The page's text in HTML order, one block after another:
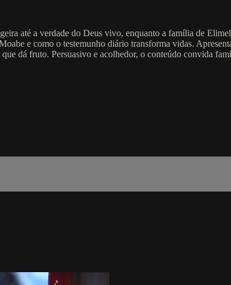
até a verdade do Deus vivo, enquanto a família de
e como o testemunho diário transforma vidas.
dá fruto. Persuasivo e acolhedor, o conteúdo convida